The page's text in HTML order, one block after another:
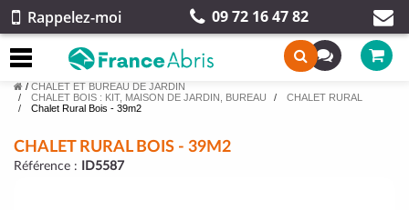
Rappelez-moi 09 72 16 47 82
/ CHALET ET BUREAU DE JARDIN
CHALET BOIS : KIT, MAISON DE JARDIN, BUREAU
CHALET RURAL
Chalet Rural Bois - 39m2
CHALET RURAL BOIS - 39M2
Référence : ID5587